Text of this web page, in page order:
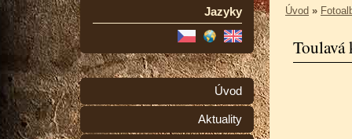
Jazyky
Úvod
Aktuality
Úvod »
Toulavá